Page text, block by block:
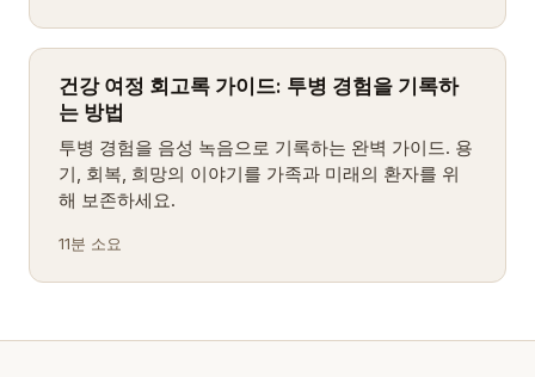
건강 여정 회고록 가이드: 투병 경험을 기록하
는 방법
투병 경험을 음성 녹음으로 기록하는 완벽 가이드. 용
기, 회복, 희망의 이야기를 가족과 미래의 환자를 위
해 보존하세요.
11분 소요